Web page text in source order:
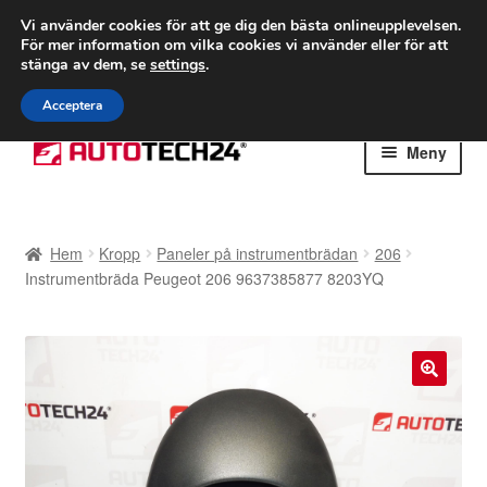
FRAKT från 75 kr
Världsomspännande frakt
Ring 766 924 713
Hoppa
till
Hoppa
till
Meny
Betalningar
Hem Kropp Paneler på instrumentbrädan
206
Instrumentbräda Peugeot 206 9637385877 8203YQ
Vi använder cookies för att ge dig den bästa onlineupplevelsen.
För mer information om vilka cookies vi använder eller för att
stänga av dem, se settings.
Acceptera